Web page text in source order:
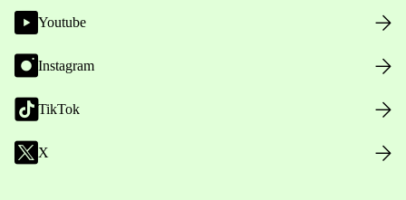
Youtube
Instagram
TikTok
X